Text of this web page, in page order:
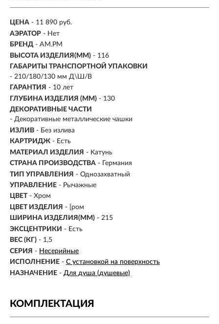
ЦЕНА - 11 890 руб.
АЭРАТОР - Нет
БРЕНД - AM.PM
ВЫСОТА ИЗДЕЛИЯ(ММ) - 116
ГАБАРИТЫ ТРАНСПОРТНОЙ УПАКОВКИ
- 210/180/130 мм Д\Ш/В
ГАРАНТИЯ - 10 лет
ГЛУБИНА ИЗДЕЛИЯ (ММ) - 130
ДЕКОРАТИВНЫЕ ЧАСТИ
- Декоративные металлические чашки
ИЗЛИВ - Без излива
КАРТРИДЖ - Есть
МАТЕРИАЛ ИЗДЕЛИЯ - Kатунь
СТРАНА ПРОИЗВОДСТВА - Германия
ТИП УПРАВЛЕНИЯ - Однозахватный
УПРАВЛЕНИЕ - Рычажные
ЦВЕТ - Хром
ЦВЕТ ИЗДЕЛИЯ - [ром
ШИРИНА ИЗДЕЛИЯ(ММ) - 215
ЭКСЦЕНТРИКИ - Есть
ВЕС (КГ) - 1,5
СЕРИЯ - Несерийные
ИСПОЛНЕНИЕ - С установкой на поверхность
НАЗНАЧЕНИЕ - Для душа (душевые)
КОМПЛЕКТАЦИЯ